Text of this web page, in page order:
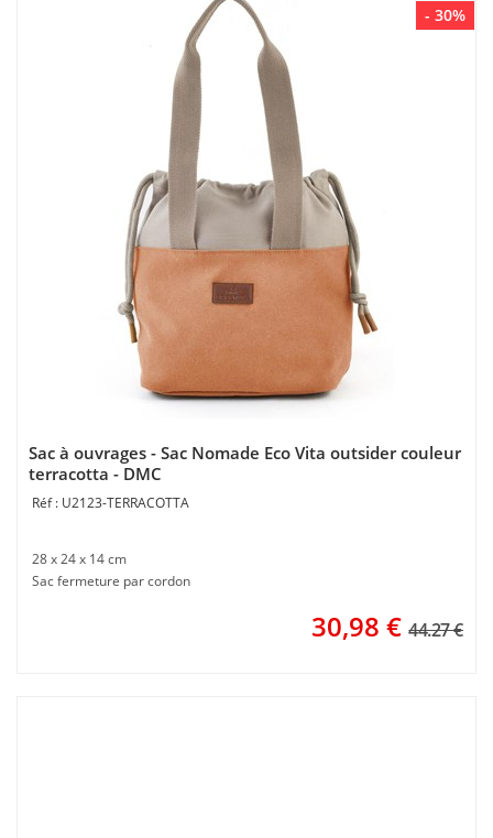
- 30%
Sac à ouvrages - Sac Nomade Eco Vita outsider couleur
terracotta - DMC
U2123-TERRACOTTA
28 x 24 x 14 cm
Sac fermeture par cordon
30,98 € 44.27 €